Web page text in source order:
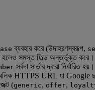
ব্যবহার করে (উদাহরণস্বরূপ,
হলেও সমস্ত ফিল্ড অন্তর্ভুক্ত করে।
সর্বদা সার্ভার দ্বারা
HTTPS URL যা Google
(generic, offer,